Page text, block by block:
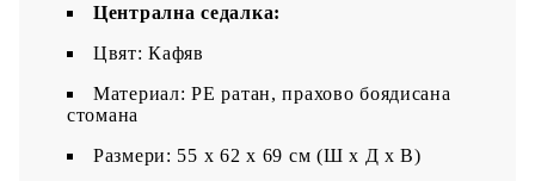
Централна седалка:
Цвят: Кафяв
Материал: PE ратан, прахово боядисана
стомана
Размери: 55 x 62 x 69 см (Ш x Д x В)